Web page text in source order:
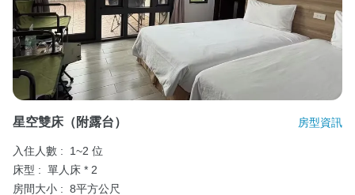
星空雙床（附露台） 房型資訊
入住人數 :
1~2 位
床型 : 單人床 * 2
房間大小 : 8平方公尺